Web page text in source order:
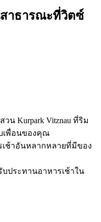
าธารณะที่วิตซ์
น Kurpark Vitznau ที่ริม
บเพื่อนของคุณ
ช้าอันหลากหลายที่มีของ
ประทานอาหารเช้าใน